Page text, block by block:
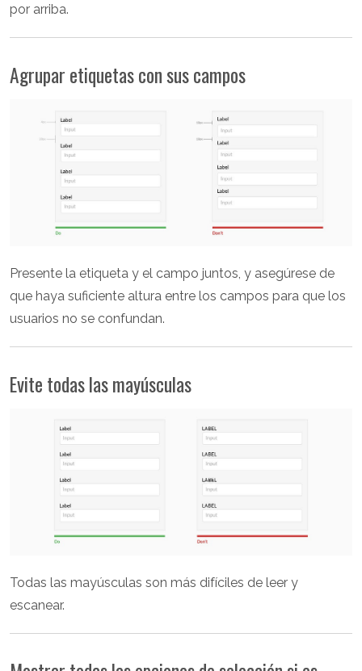
por arriba.
Agrupar etiquetas con sus campos
Presente la etiqueta y el campo juntos, y asegúrese de
que haya suficiente altura entre los campos para que los
usuarios no se confundan.
Evite todas las mayúsculas
Todas las mayúsculas son más difíciles de leer y
escanear.